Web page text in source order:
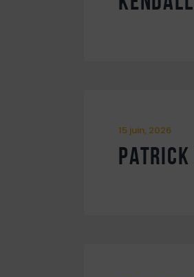
15 juin, 2026
Patrick